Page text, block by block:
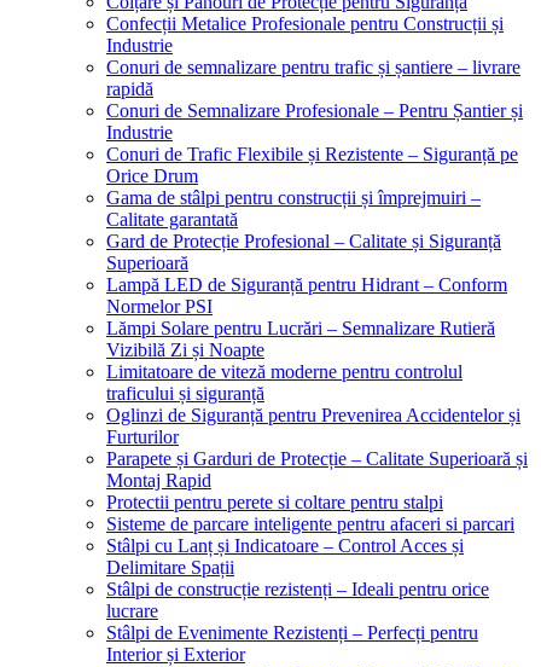
Confecții Metalice Profesionale pentru Construcții și
Industrie
Conuri de semnalizare pentru trafic și șantiere – livrare
rapidă
Conuri de Semnalizare Profesionale – Pentru Șantier și
Industrie
Conuri de Trafic Flexibile și Rezistente – Siguranță pe
Orice Drum
Gama de stâlpi pentru construcții și împrejmuiri –
Calitate garantată
Gard de Protecție Profesional – Calitate și Siguranță
Superioară
Lampă LED de Siguranță pentru Hidrant – Conform
Normelor PSI
Lămpi Solare pentru Lucrări – Semnalizare Rutieră
Vizibilă Zi și Noapte
Limitatoare de viteză moderne pentru controlul
traficului și siguranță
Oglinzi de Siguranță pentru Prevenirea Accidentelor și
Furturilor
Parapete și Garduri de Protecție – Calitate Superioară și
Montaj Rapid
Protectii pentru perete si coltare pentru stalpi
Sisteme de parcare inteligente pentru afaceri si parcari
Stâlpi cu Lanț și Indicatoare – Control Acces și
Delimitare Spații
Stâlpi de construcție rezistenți – Ideali pentru orice
lucrare
Stâlpi de Evenimente Rezistenți – Perfecți pentru
Interior și Exterior